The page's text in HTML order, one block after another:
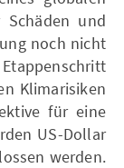
und
noch nicht
Klimarisiken
für eine
US-Dollar
werden.